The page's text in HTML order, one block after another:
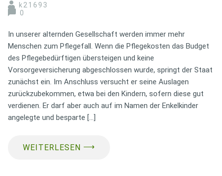
k21693
0
In unserer alternden Gesellschaft werden immer mehr
Menschen zum Pflegefall. Wenn die Pflegekosten das Budget
des Pflegebedürftigen übersteigen und keine
Vorsorgeversicherung abgeschlossen wurde, springt der Staat
zunächst ein. Im Anschluss versucht er seine Auslagen
zurückzubekommen, etwa bei den Kindern, sofern diese gut
verdienen. Er darf aber auch auf im Namen der Enkelkinder
angelegte und besparte […]
WEITERLESEN ⟶